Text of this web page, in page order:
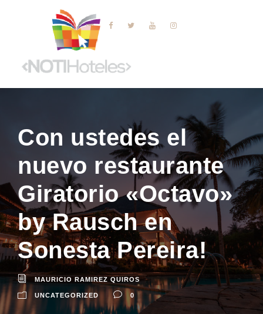
Con ustedes el
nuevo restaurante
Giratorio «Octavo»
by Rausch en
Sonesta Pereira!
MAURICIO RAMIREZ QUIROS
UNCATEGORIZED 0